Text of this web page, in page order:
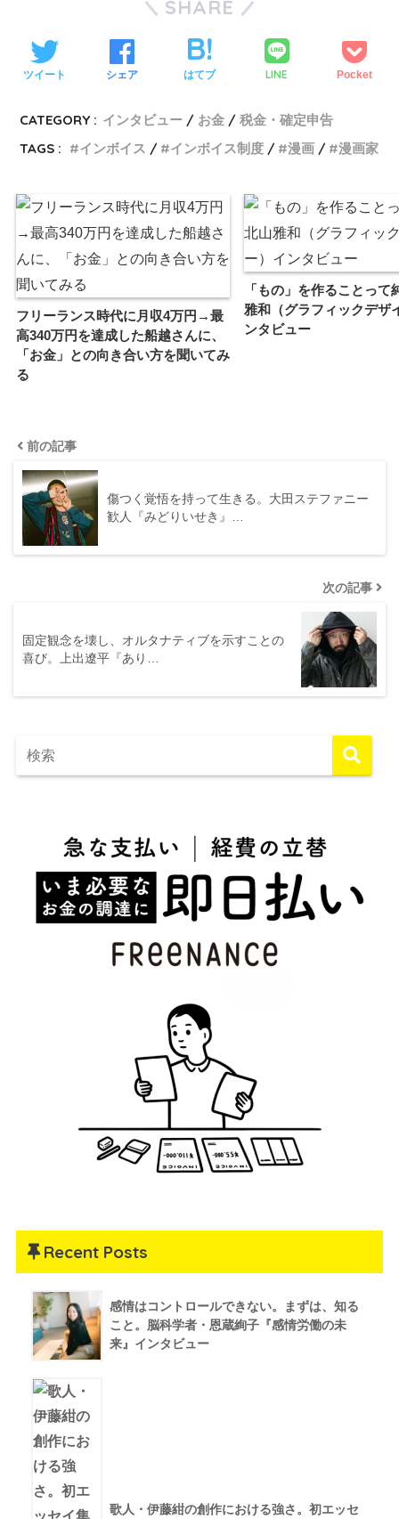
SHARE
ツイート シェア はてブ LINE Pocket
CATEGORY : インタビュー お金
税金・確定申告
TAGS :
インボイス インボイス制度 漫画 漫画家
フリーランス時代に月収4万円→最
高340万円を達成した船越さんに、
「お金」との向き合い方を聞いてみ
る
「もの」を作ることって
雅和（グラフィックデザ
ンタビュー
前の記事
傷つく覚悟を持って生きる。大田ステファニー
歓人『みどりいせき』…
次の記事
固定観念を壊し、オルタナティブを示すことの
喜び。上出遼平『あり…
Recent Posts
感情はコントロールできない。まずは、知る
こと。脳科学者・恩蔵絢子『感情労働の未
来』インタビュー
歌人・伊藤紺の創作における強さ。初エッセ